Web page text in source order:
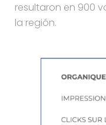
resultaron en 900
la región.